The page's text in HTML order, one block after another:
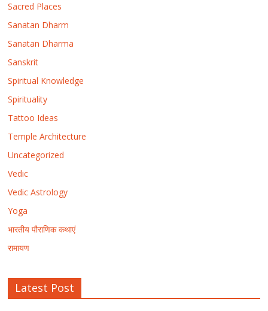
Sacred Places
Sanatan Dharm
Sanatan Dharma
Sanskrit
Spiritual Knowledge
Spirituality
Tattoo Ideas
Temple Architecture
Uncategorized
Vedic
Vedic Astrology
Yoga
भारतीय पौराणिक कथाएं
रामायण
Latest Post